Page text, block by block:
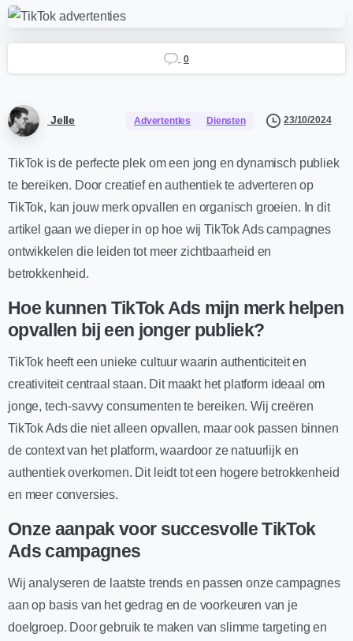
0
Jelle Advertenties Diensten 23/10/2024
TikTok is de perfecte plek om een jong en dynamisch publiek
te bereiken. Door creatief en authentiek te adverteren op
TikTok, kan jouw merk opvallen en organisch groeien. In dit
artikel gaan we dieper in op hoe wij TikTok Ads campagnes
ontwikkelen die leiden tot meer zichtbaarheid en
betrokkenheid.
Hoe kunnen TikTok Ads mijn merk helpen
opvallen bij een jonger publiek?
TikTok heeft een unieke cultuur waarin authenticiteit en
creativiteit centraal staan. Dit maakt het platform ideaal om
jonge, tech-savvy consumenten te bereiken. Wij creëren
TikTok Ads die niet alleen opvallen, maar ook passen binnen
de context van het platform, waardoor ze natuurlijk en
authentiek overkomen. Dit leidt tot een hogere betrokkenheid
en meer conversies.
Onze aanpak voor succesvolle TikTok
Ads campagnes
Wij analyseren de laatste trends en passen onze campagnes
aan op basis van het gedrag en de voorkeuren van je
doelgroep. Door gebruik te maken van slimme targeting en